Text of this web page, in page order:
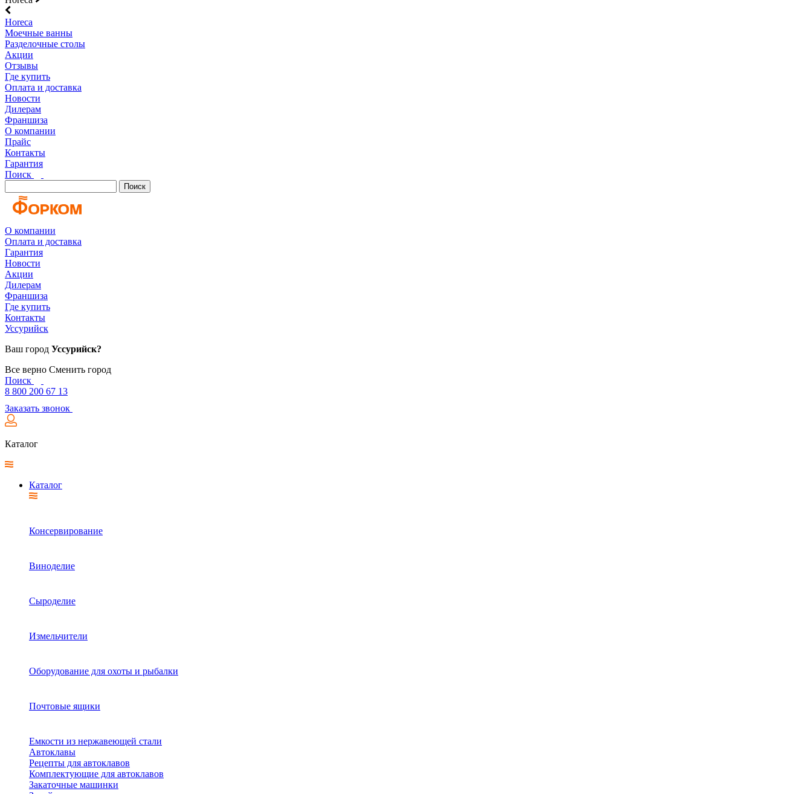
Horeca
Моечные ванны
Разделочные столы
Акции
Отзывы
Где купить
Оплата и доставка
Новости
Дилерам
Франшиза
О компании
Прайс
Контакты
Гарантия
Поиск
Поиск
О компании
Оплата и доставка
Гарантия
Новости
Акции
Дилерам
Франшиза
Где купить
Контакты
Уссурийск
Ваш город Уссурийск?
Все верно Сменить город
Поиск
8 800 200 67 13
Заказать звонок
Каталог
Каталог
Консервирование
Виноделие
Сыроделие
Измельчители
Оборудование для охоты и рыбалки
Почтовые ящики
Емкости из нержавеющей стали
Автоклавы
Рецепты для автоклавов
Комплектующие для автоклавов
Закаточные машинки